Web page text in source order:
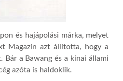
és hajápolási márka, melyet
Magazin azt állította, hogy a
Bár a Bawang és a kínai állami
azóta is haldoklik.